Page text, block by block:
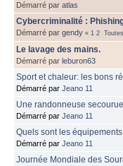
Démarré par atlas
Cybercriminalité :
Démarré par gendy « 1 2 Toutes
Le lavage des mains.
Démarré par leburon63
Sport et chaleur: les bons
Démarré par Jeano 11
Une randonneuse
Démarré par Jeano 11
Quels sont les
Démarré par Jeano 11
Journée Mondiale des